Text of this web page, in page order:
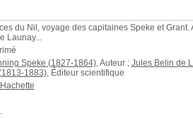
du Nil, voyage des capitaines Speke et
Launay...
Speke (1827-1864), Auteur ; Jules Belin de
1883), Éditeur scientifique